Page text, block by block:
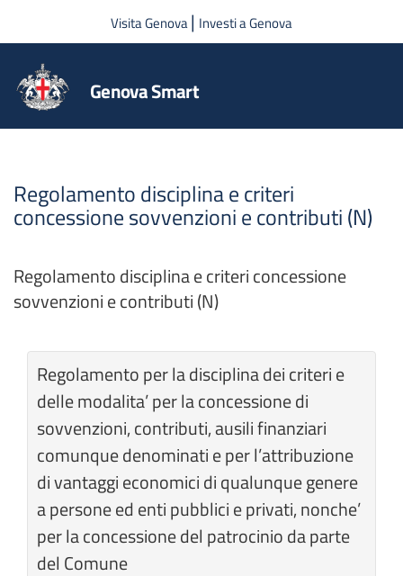
Salta al contenuto principale
Visita Genova| Investi a Genova
Genova Smart
Regolamento disciplina e criteri
concessione sovvenzioni e contributi (N)
Regolamento disciplina e criteri concessione
sovvenzioni e contributi (N)
Regolamento per la disciplina dei criteri e
delle modalita’ per la concessione di
sovvenzioni, contributi, ausili finanziari
comunque denominati e per l’attribuzione
di vantaggi economici di qualunque genere
a persone ed enti pubblici e privati, nonche’
per la concessione del patrocinio da parte
del Comune